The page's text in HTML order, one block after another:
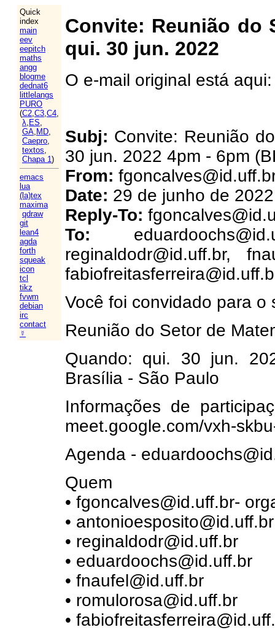
Quick
index
main
eev
eepitch
maths
angg
blogme
dednat6
littlelangs
PURO
(C2,C3,C4,
λ, ES,
GA, MD,
Caepro,
textos,
Chapa 1)
emacs
lua
(la)tex
maxima
qdraw
git
lean4
agda
forth
squeak
icon
tcl
tikz
fvwm
debian
irc
contact
☿
Convite: Reunião do
qui. 30 jun. 2022
O e-mail original está
Subj: Convite: Reunião
30 jun. 2022 4pm - 6pm
From:
Date: 29 de junho de
Reply-To:
To:
reginaldodr@id.uff.br,
Você foi convidado para o
Reunião do Setor de
Quando: qui. 30 jun.
Brasília - São Paulo
Informações de
meet.google.com/vxh-
Agenda -
Quem
• fgoncalves@id.uff.br-
• antonioesposito@id.uff.br
• reginaldodr@id.uff.br
• eduardoochs@id.uff.br
• fnaufel@id.uff.br
• romulorosa@id.uff.br
•